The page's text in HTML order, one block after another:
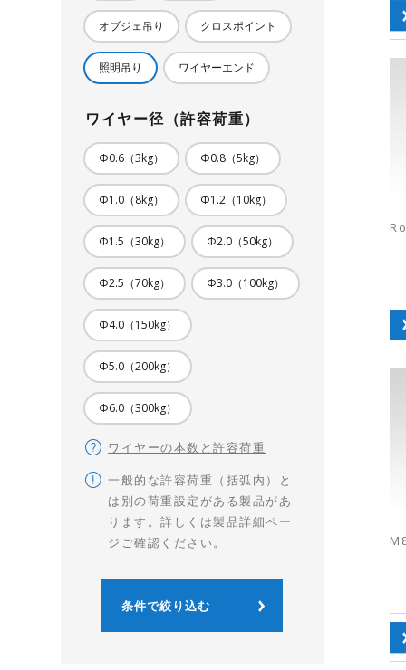
オブジェ吊り クロスポイント
照明吊り ワイヤーエンド
ワイヤー径（許容荷重）
Φ0.6（3kg） Φ0.8（5kg）
Φ1.0（8kg） Φ1.2（10kg）
Φ1.5（30kg） Φ2.0（50kg）
Φ2.5（70kg） Φ3.0（100kg）
Φ4.0（150kg）
Φ5.0（200kg）
Φ6.0（300kg）
ワイヤーの本数と許容荷重
一般的な許容荷重（括弧内）と
は別の荷重設定がある製品があ
ります。詳しくは製品詳細ペー
ジご確認ください。